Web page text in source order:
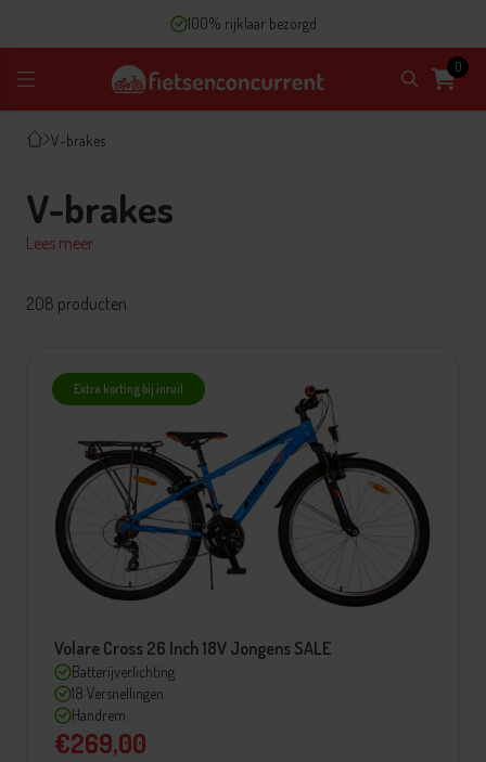
100% rijklaar bezorgd
0
V-brakes
V-brakes
Lees meer
208 producten
Extra korting bij inruil
Volare Cross 26 Inch 18V Jongens SALE
Batterijverlichting
18 Versnellingen
Handrem
€269,00